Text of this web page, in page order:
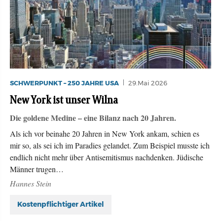
SCHWERPUNKT – 250 JAHRE USA 29.Mai 2026
New York ist unser Wilna
Die goldene Medine – eine Bilanz nach 20 Jahren.
Als ich vor beinahe 20 Jahren in New York ankam, schien es
mir so, als sei ich im Paradies gelandet. Zum Beispiel musste ich
endlich nicht mehr über Antisemitismus nachdenken. Jüdische
Männer trugen…
Hannes Stein
Kostenpflichtiger Artikel